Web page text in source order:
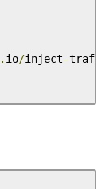
. io/inject-